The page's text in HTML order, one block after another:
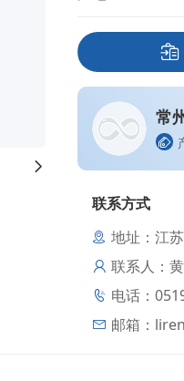
常
联系方式
地址：江
联系人：
电话：
邮箱：